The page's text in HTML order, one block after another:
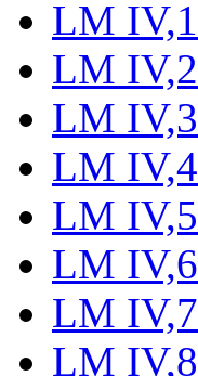
LM IV,1
LM IV,2
LM IV,3
LM IV,4
LM IV,5
LM IV,6
LM IV,7
LM IV,8